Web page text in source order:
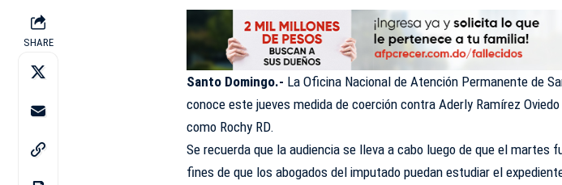
SHARE
Santo Domingo.- La Oficina Nacional de Atención Permanente de
conoce este jueves medida de coerción contra Aderly Ramírez
como Rochy RD.
Se recuerda que la audiencia se lleva a cabo luego de que el martes
fines de que los abogados del imputado puedan estudiar el